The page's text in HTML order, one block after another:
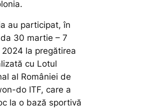
au participat, în
30 martie – 7
2024 la pregătirea
cu Lotul
al României de
do ITF, care a
la o bază sportivă